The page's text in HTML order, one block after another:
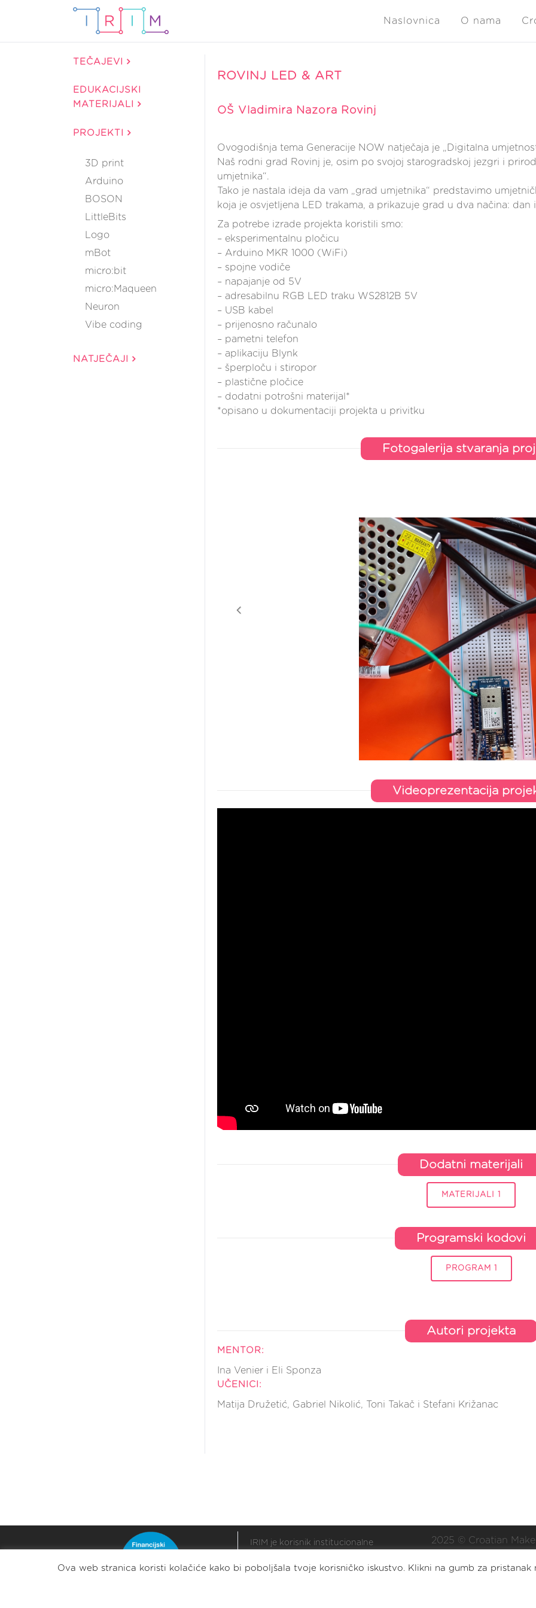
Naslovnica O nama
TEČAJEVI
EDUKACIJSKI
MATERIJALI
PROJEKTI
3D print
Arduino
BOSON
LittleBits
Logo
mBot
micro:bit
micro:Maqueen
Neuron
Vibe coding
NATJEČAJI
ROVINJ LED & ART
OŠ Vladimira Nazora Rovinj
Ovogodišnja tema Generacije NOW natječaja je „Digitalna
Naš rodni grad Rovinj je, osim po svojoj starogradskoj jezgri i
umjetnika“.
Tako je nastala ideja da vam „grad umjetnika“ predstavimo
koja je osvjetljena LED trakama, a prikazuje grad u dva načina: dan
Za potrebe izrade projekta koristili smo:
– eksperimentalnu pločicu
– Arduino MKR 1000 (WiFi)
– spojne vodiče
– napajanje od 5V
– adresabilnu RGB LED traku WS2812B 5V
– USB kabel
– prijenosno računalo
– pametni telefon
– aplikaciju Blynk
– šperploču i stiropor
– plastične pločice
– dodatni potrošni materijal*
*opisano u dokumentaciji projekta u privitku
Fotogalerija stvaranja
Videoprezentacija
Dodatni materijali
MATERIJALI 1
Programski kodovi
PROGRAM 1
Autori projekta
MENTOR:
Ina Venier i Eli Sponza
UČENICI:
Matija Družetić, Gabriel Nikolić, Toni Takač i Stefani Križanac
IRIM je korisnik institucionalne
razvoj civilnoga društva za
2025 © Croatian
Ova web stranica koristi kolačiće kako bi poboljšala tvoje korisničko iskustvo. Klikni na gumb za pristanak